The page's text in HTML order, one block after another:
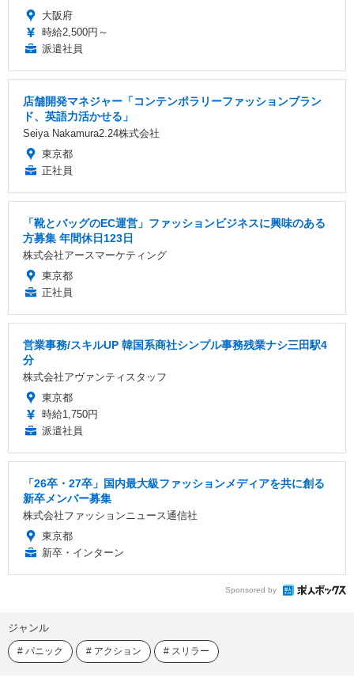
大阪府
時給2,500円～
派遣社員
店舗開発マネジャー「コンテンポラリーファッションブラン
ド、英語力活かせる」
Seiya Nakamura2.24株式会社
東京都
正社員
「靴とバッグのEC運営」ファッションビジネスに興味のある
方募集 年間休日123日
株式会社アースマーケティング
東京都
正社員
営業事務/スキルUP 韓国系商社シンプル事務残業ナシ三田駅4
分
株式会社アヴァンティスタッフ
東京都
時給1,750円
派遣社員
「26卒・27卒」国内最大級ファッションメディアを共に創る
新卒メンバー募集
株式会社ファッションニュース通信社
東京都
新卒・インターン
Sponsored by
ジャンル
パニック アクション スリラー